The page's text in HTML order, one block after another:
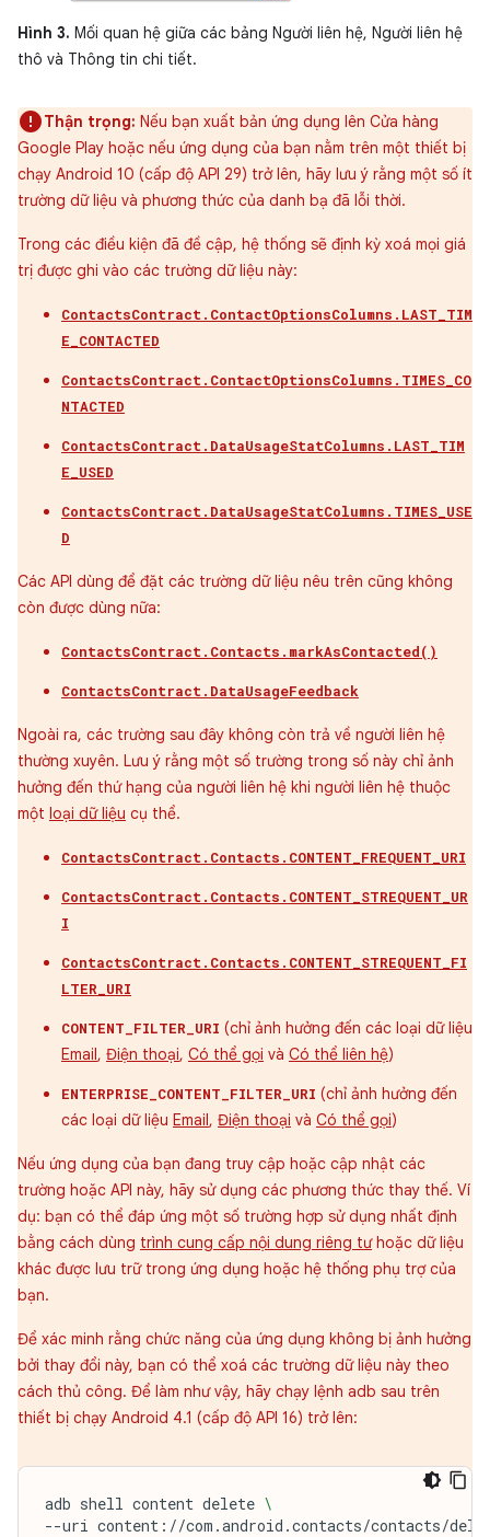
Hình 3. Mối quan hệ giữa các bảng Người liên hệ, Người liên hệ
thô và Thông tin chi tiết.
Thận trọng: Nếu bạn xuất bản ứng dụng lên Cửa hàng
Google Play hoặc nếu ứng dụng của bạn nằm trên một thiết bị
chạy Android 10 (cấp độ API 29) trở lên, hãy lưu ý rằng một số ít
trường dữ liệu và phương thức của danh bạ đã lỗi thời.
Trong các điều kiện đã đề cập, hệ thống sẽ định kỳ xoá mọi giá
trị được ghi vào các trường dữ liệu này:
ContactsContract.ContactOptionsColumns.LAST_TIM
E_CONTACTED
ContactsContract.ContactOptionsColumns.TIMES_CO
NTACTED
ContactsContract.DataUsageStatColumns.LAST_TIM
E_USED
ContactsContract.DataUsageStatColumns.TIMES_USE
D
Các API dùng để đặt các trường dữ liệu nêu trên cũng không
còn được dùng nữa:
ContactsContract.Contacts.markAsContacted()
ContactsContract.DataUsageFeedback
Ngoài ra, các trường sau đây không còn trả về người liên hệ
thường xuyên. Lưu ý rằng một số trường trong số này chỉ ảnh
hưởng đến thứ hạng của người liên hệ khi người liên hệ thuộc
một loại dữ liệu cụ thể.
ContactsContract.Contacts.CONTENT_FREQUENT_URI
ContactsContract.Contacts.CONTENT_STREQUENT_UR
I
ContactsContract.Contacts.CONTENT_STREQUENT_FI
LTER_URI
CONTENT_FILTER_URI (chỉ ảnh hưởng đến các loại dữ liệu
Email, Điện thoại, Có thể gọi và Có thể liên hệ)
ENTERPRISE_CONTENT_FILTER_URI (chỉ ảnh hưởng đến
các loại dữ liệu Email, Điện thoại và Có thể gọi)
Nếu ứng dụng của bạn đang truy cập hoặc cập nhật các
trường hoặc API này, hãy sử dụng các phương thức thay thế. Ví
dụ: bạn có thể đáp ứng một số trường hợp sử dụng nhất định
bằng cách dùng trình cung cấp nội dung riêng tưhoặc dữ liệu
khác được lưu trữ trong ứng dụng hoặc hệ thống phụ trợ của
bạn.
Để xác minh rằng chức năng của ứng dụng không bị ảnh hưởng
bởi thay đổi này, bạn có thể xoá các trường dữ liệu này theo
cách thủ công. Để làm như vậy, hãy chạy lệnh adb sau trên
thiết bị chạy Android 4.1 (cấp độ API 16) trở lên:
adb shell content delete \
--uri content://com.android.contacts/contacts/